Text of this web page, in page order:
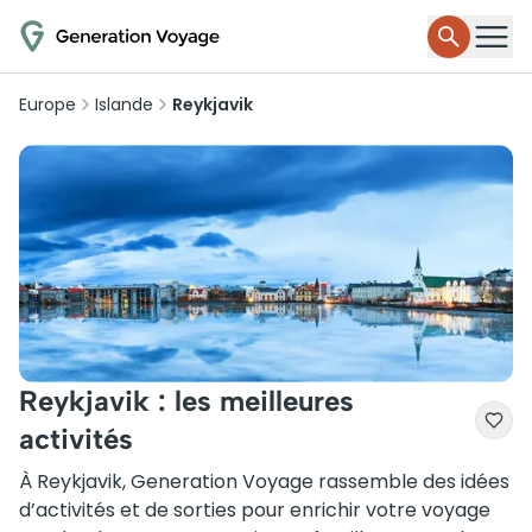
Europe Islande Reykjavik
Reykjavik : les meilleures
activités
À Reykjavik, Generation Voyage rassemble des idées
d’activités et de sorties pour enrichir votre voyage